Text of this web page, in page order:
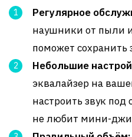
Регулярное
наушники от пыли
поможет
Небольшие
эквалайзер на
настроить звук под
не любит мини-